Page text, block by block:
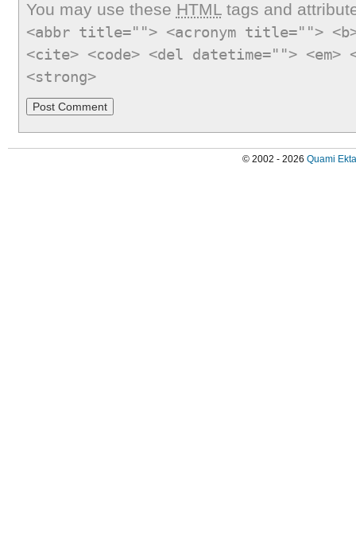
You may use these HTMLtags and
<abbr title=""> <acronym title="">
<cite> <code> <del datetime="">
<strong>
© 2002 - 2026 Quami